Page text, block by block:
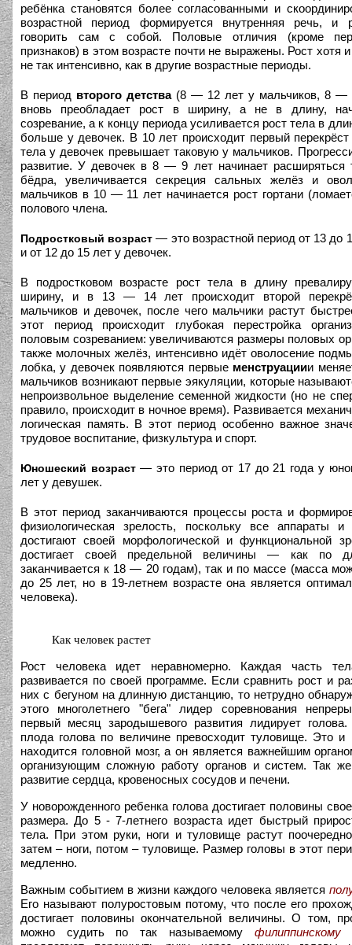
ребёнка становятся более согласованными и
возрастной период формируется внутренняя речь, и
говорить сам с собой. Половые отличия (кроме
признаков) в этом возрасте почти не выражены. Рост хотя
не так интенсивно, как в другие возрастные периоды.
В период второго детства(8 — 12 лет у мальчиков, 8 —
вновь преобладает рост в ширину, а не в длину,
созревание, а к концу периода усиливается рост тела в
больше у девочек. В 10 лет происходит первый
тела у девочек превышает таковую у мальчиков.
развитие. У девочек в 8 — 9 лет начинает расширяться
бёдра, увеличивается секреция сальных желёз и
мальчиков в 10 — 11 лет начинается рост гортани
полового члена.
Подростковый возраст — это возрастной период от 13 до
и от 12 до 15 лет у девочек.
В подростковом возрасте рост тела в длину
ширину, и в 13 — 14 лет происходит второй
мальчиков и девочек, после чего мальчики растут
этот период происходит глубокая перестройка
половым созреванием: увеличиваются размеры половых
также молочных желёз, интенсивно идёт оволосение
лобка, у девочек появляются первые менструациии
мальчиков возникают первые эякуляции, которые
непроизвольное выделение семенной жидкости (но не
правило, происходит в ночное время). Развивается
логическая память. В этот период особенно важное
трудовое воспитание, физкультура и спорт.
Юношеский возраст— это период от 17 до 21 года у
лет у девушек.
В этот период заканчиваются процессы роста и
физиологическая зрелость, поскольку все аппараты и
достигают своей морфологической и функциональной
достигает своей предельной величины — как по
заканчивается к 18 — 20 годам), так и по массе (масса
до 25 лет, но в 19-летнем возрасте она является
человека).
Как человек растет
Рост человека идет неравномерно. Каждая часть
развивается по своей программе. Если сравнить рост и
них с бегуном на длинную дистанцию, то нетрудно
этого многолетнего "бега" лидер соревнования
первый месяц зародышевого развития лидирует
плода голова по величине превосходит туловище. Это и
находится головной мозг, а он является важнейшим
организующим сложную работу органов и систем. Так
развитие сердца, кровеносных сосудов и печени.
У новорожденного ребенка голова достигает половины
размера. До 5 - 7-летнего возраста идет быстрый
тела. При этом руки, ноги и туловище растут
затем – ноги, потом – туловище. Размер головы в этот
медленно.
Важным событием в жизни каждого человека является
Его называют полуростовым потому, что после его
достигает половины окончательной величины. О том,
можно судить по так называемому